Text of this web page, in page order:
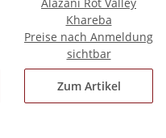
Khareba
Preise nach Anmeldung
sichtbar
Zum Artikel